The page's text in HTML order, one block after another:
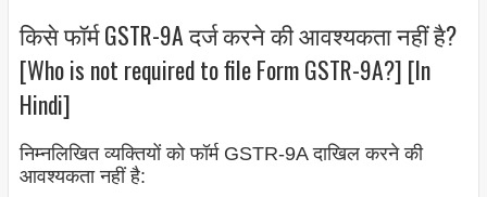
किसे फॉर्म GSTR-9A दर्ज करने की आवश्यकता नहीं है?
[Who is not required to file Form GSTR-9A?] [In
Hindi]
निम्नलिखित व्यक्तियों को फॉर्म GSTR-9A दाखिल करने की
आवश्यकता नहीं है: